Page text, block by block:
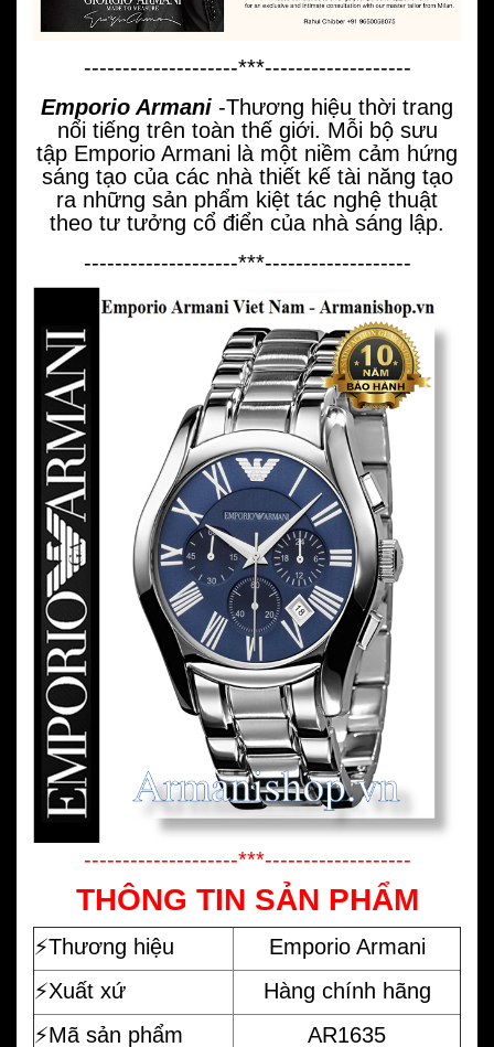
--------------------***-------------------
Emporio Armani -Thương hiệu thời trang
nổi tiếng trên toàn thế giới. Mỗi bộ sưu
tập Emporio Armani là một niềm cảm hứng
sáng tạo của các nhà thiết kế tài năng tạo
ra những sản phẩm kiệt tác nghệ thuật
theo tư tưởng cổ điển của nhà sáng lập.
--------------------***-------------------
--------------------***-------------------
THÔNG TIN SẢN PHẨM
⚡️Thương hiệu
Emporio Armani
⚡️Xuất xứ
Hàng chính hãng
⚡️Mã sản phẩm
AR1635